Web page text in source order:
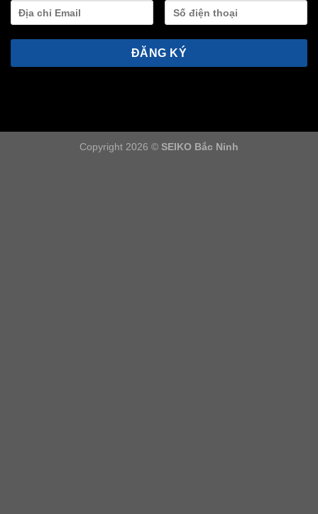
Copyright 2026 © SEIKO Bắc Ninh